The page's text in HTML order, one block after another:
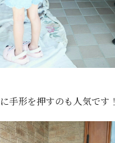
手形を押すのも人気です！